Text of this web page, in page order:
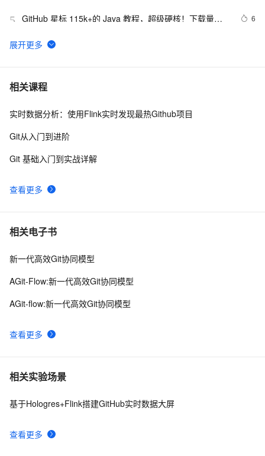
5 GitHub 星标 115k+的 Java 教程，超级硬核！下载量突
6
6 微软 GitHub 收购一个付费代码工具，然后免费开放了
7 重磅推荐，Github上一批优秀的「低代码」项目 ，点赞
8 MaskGCT：登上GitHub趋势榜榜首的TTS开源大模型
相关课程
查看更多
实时数据分析：使用Flink实时发现最热Github项目
Git从入门到进阶
Git 基础入门到实战详解
相关电子书
查看更多
新一代高效Git协同模型
AGit-Flow:新一代高效Git协同模型
AGit-flow:新一代高效Git协同模型
相关实验场景
查看更多
基于Hologres+Flink搭建GitHub实时数据大屏